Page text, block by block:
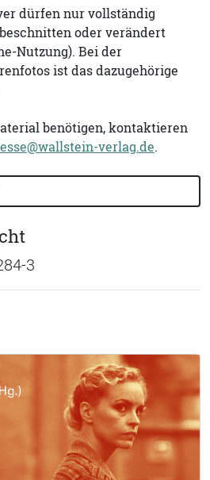
dürfen nur vollständig
oder verändert
Nutzung). Bei der
ist das dazugehörige
benötigen, kontaktieren
verlag.de.
oder ISBN
3